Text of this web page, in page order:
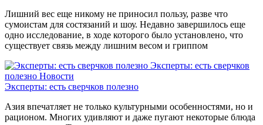
Лишний вес еще никому не приносил пользу, разве что
сумоистам для состязаний и шоу. Недавно завершилось еще
одно исследование, в ходе которого было установлено, что
существует связь между лишним весом и гриппом
Эксперты: есть сверчков
полезно Новости
Эксперты: есть сверчков полезно
Азия впечатляет не только культурными особенностями, но и
рационом. Многих удивляют и даже пугают некоторые блюда